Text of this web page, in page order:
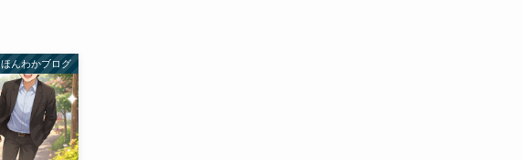
ほんわかブログ